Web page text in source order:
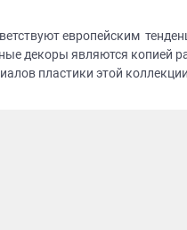
европейским
декоры являются копией
пластики этой